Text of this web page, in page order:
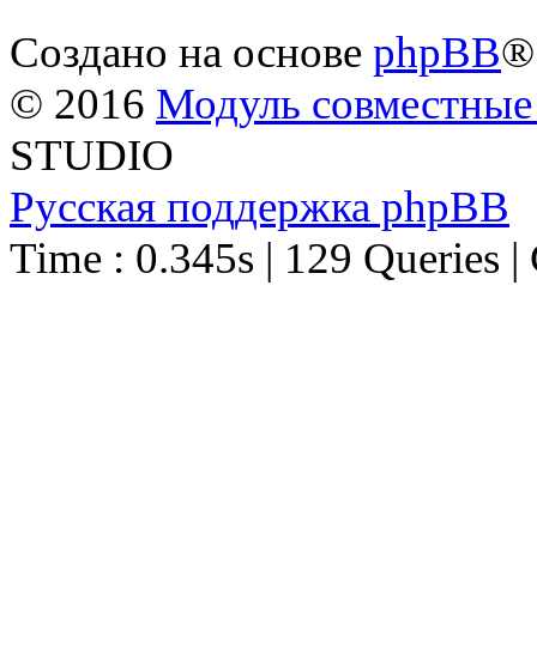
Создано на основе phpBB®
© 2016 Модуль
STUDIO
Русская поддержка phpBB
Time : 0.345s | 129 Queries